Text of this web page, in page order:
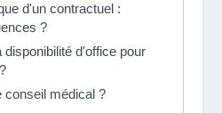
d'un contractuel :
?
d'office pour
conseil médical ?